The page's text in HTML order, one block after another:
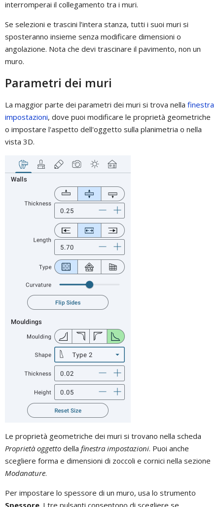
interromperai il collegamento tra i muri.
Se selezioni e trascini l’intera stanza, tutti i suoi muri si
sposteranno insieme senza modificare dimensioni o
angolazione. Nota che devi trascinare il pavimento, non un
muro.
Parametri dei muri
La maggior parte dei parametri dei muri si trova nella finestra
impostazioni, dove puoi modificare le proprietà geometriche
o impostare l'aspetto dell'oggetto sulla planimetria o nella
vista 3D.
Le proprietà geometriche dei muri si trovano nella scheda
Proprietà oggetto della finestra impostazioni. Puoi anche
scegliere forma e dimensioni di zoccoli e cornici nella sezione
Modanature.
Per impostare lo spessore di un muro, usa lo strumento